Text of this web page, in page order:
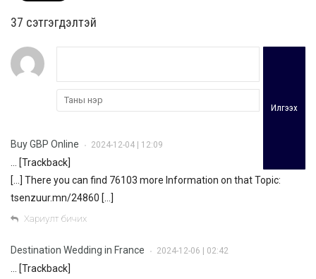
37 cэтгэгдэлтэй
Илгээх
Buy GBP Online • 2024-12-04 | 12:09
… [Trackback]
[…] There you can find 76103 more Information on that Topic:
tsenzuur.mn/24860 […]
Хариулт бичих
Destination Wedding in France • 2024-12-06 | 02:42
… [Trackback]